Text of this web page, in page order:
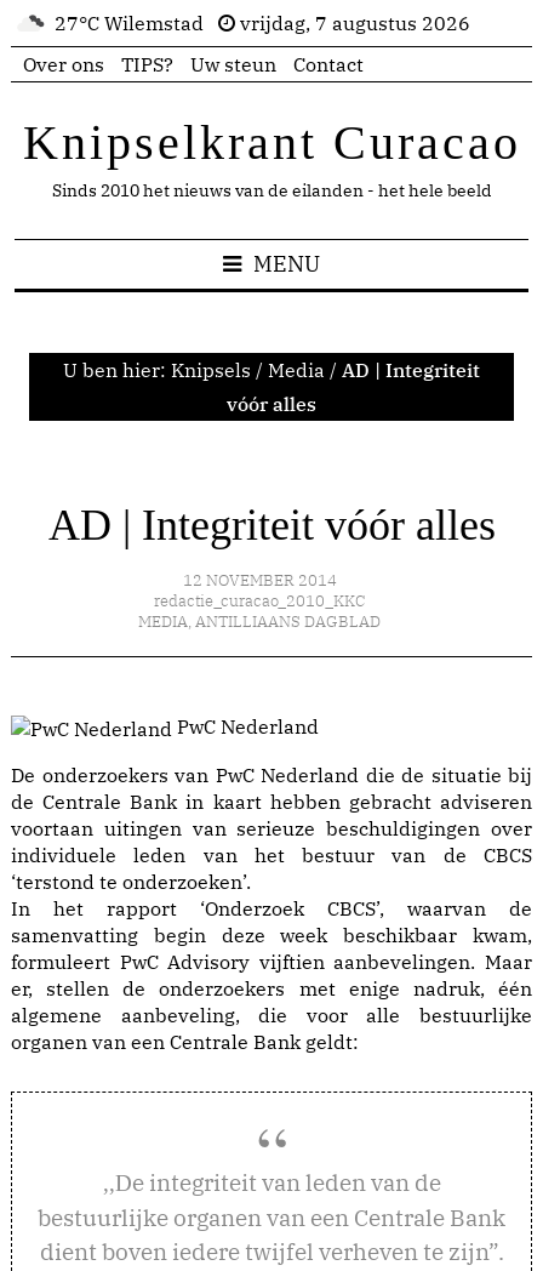
27°C Wilemstad
vrijdag, 7 augustus 2026
Over ons
TIPS? Uw steun Contact
Knipselkrant Curacao
Sinds 2010 het nieuws van de eilanden - het hele beeld
MENU
U ben hier: Knipsels / Media / AD | Integriteit
vóór alles
AD | Integriteit vóór alles
12 NOVEMBER 2014
redactie_curacao_2010_KKC
MEDIA, ANTILLIAANS DAGBLAD
PwC Nederland
De onderzoekers van PwC Nederland die de situatie bij
de Centrale Bank in kaart hebben gebracht adviseren
voortaan uitingen van serieuze beschuldigingen over
individuele leden van het bestuur van de CBCS
‘terstond te onderzoeken’.
In het rapport ‘Onderzoek CBCS’, waarvan de
samenvatting begin deze week beschikbaar kwam,
formuleert PwC Advisory vijftien aanbevelingen. Maar
er, stellen de onderzoekers met enige nadruk, één
algemene aanbeveling, die voor alle bestuurlijke
organen van een Centrale Bank geldt:
,,De integriteit van leden van de
bestuurlijke organen van een Centrale Bank
dient boven iedere twijfel verheven te zijn”.